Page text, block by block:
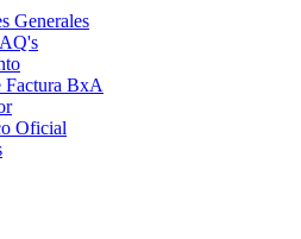
Generales
Factura BxA
Oficial